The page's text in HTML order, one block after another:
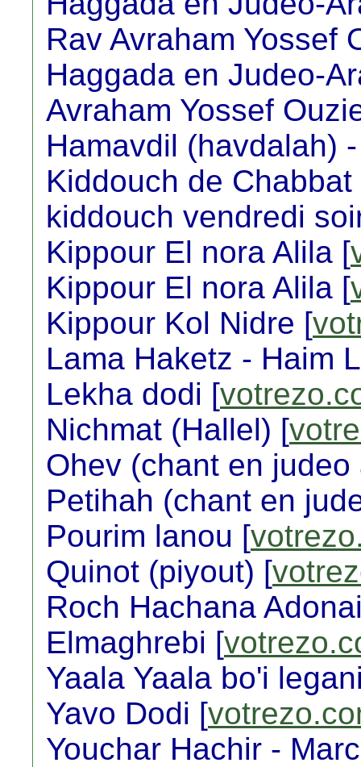
Rav Avraham Yossef
Haggada en Judeo-
Avraham Yossef
Hamavdil (havdalah)
Kiddouch de
kiddouch vendredi
Kippour El nora Alila [
Kippour El nora Alila [
Kippour Kol Nidre [
Lama Haketz - Haim
Lekha dodi [
Nichmat (Hallel) [
Ohev (chant en judeo
Petihah (chant en
Pourim lanou [
Quinot (piyout) [
Roch Hachana
Elmaghrebi [
Yaala Yaala bo'i
Yavo Dodi [
Youchar Hachir -